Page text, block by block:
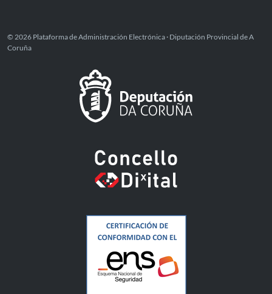
© 2026 Plataforma de Administración Electrónica · Diputación Provincial de A
Coruña